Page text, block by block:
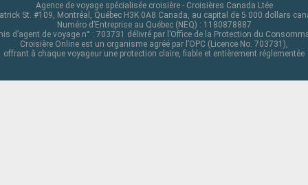
Agence de voyage spécialisée croisière - Croisières Canada Ltée
St. #109, Montréal, Québec H3K 0A8 Canada, au capital de 5 000 dollars
Numéro d’Entreprise au Québec (NEQ) : 1180878887
d’agent de voyage n° : 703731 délivré par l’Office de la Protection du
Croisière Online est un organisme agréé par l’OPC (Licence No. 703731),
offrant à chaque voyageur une protection claire, fiable et entièrement réglementée